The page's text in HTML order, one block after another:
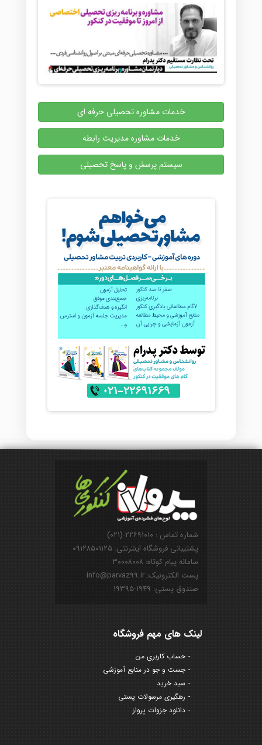
خدمات مشاوره تحصیلی حرفه ای
خدمات مشاوره مدیریت رابطه
سیستم پرسش و پاسخ تحصیلی
شماره تماس : ۲۲۶۹۱۰۱۰-(۰۲۱)
پشتیبانی فروشگاه اینترنتی: ۰۹۱۲۸۵۰۱۱۲۵
سامانه پیام کوتاه: ۳۰۰۰۸۰۰۸
پست الکترونیک: info@parvaz99.ir
صندوق پستی: ۱۹۴۹-۱۹۳۹۵
لینک های مهم فروشگاه
حساب کاربری من
جست و جو در منابع آموزشی
سبد خرید
رهگیری مرسولات پستی
دانلود جزوات پرواز